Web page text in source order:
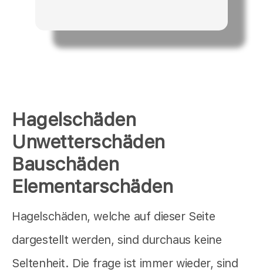
Hagelschäden
Unwetterschäden
Bauschäden
Elementarschäden
Hagelschäden, welche auf dieser Seite
dargestellt werden, sind durchaus keine
Seltenheit. Die frage ist immer wieder, sind